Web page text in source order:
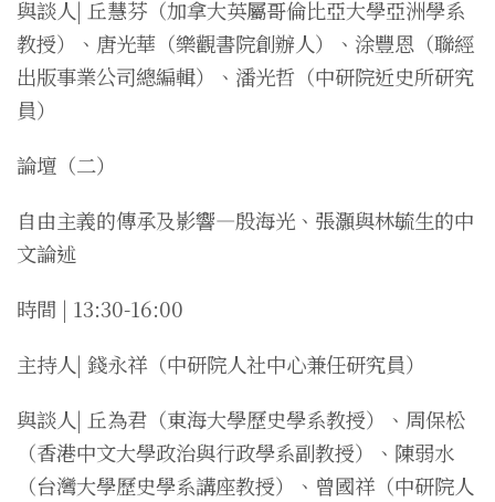
與談人| 丘慧芬（加拿大英屬哥倫比亞大學亞洲學系
教授）、唐光華（樂觀書院創辦人）、涂豐恩（聯經
出版事業公司總編輯）、潘光哲（中研院近史所研究
員）
論壇（二）
自由主義的傳承及影響—殷海光、張灝與林毓生的中
文論述
時間 | 13:30-16:00
主持人| 錢永祥（中研院人社中心兼任研究員）
與談人| 丘為君（東海大學歷史學系教授）、周保松
（香港中文大學政治與行政學系副教授）、陳弱水
（台灣大學歷史學系講座教授）、曾國祥（中研院人